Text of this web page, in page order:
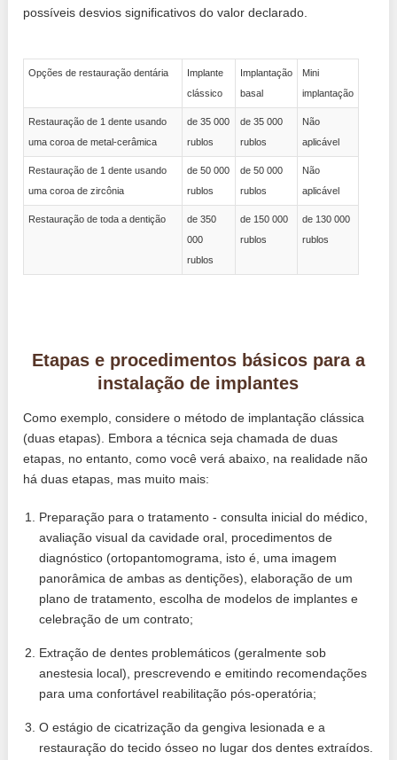
possíveis desvios significativos do valor declarado.
Opções de restauração dentária
Implante
clássico
Implantação
basal
Mini
implantação
Restauração de 1 dente usando
uma coroa de metal-cerâmica
de 35 000
rublos
de 35 000
rublos
Não
aplicável
Restauração de 1 dente usando
uma coroa de zircônia
de 50 000
rublos
de 50 000
rublos
Não
aplicável
Restauração de toda a dentição
de 350
000
rublos
de 150 000
rublos
de 130 000
rublos
Etapas e procedimentos básicos para a
instalação de implantes
Como exemplo, considere o método de implantação clássica
(duas etapas). Embora a técnica seja chamada de duas
etapas, no entanto, como você verá abaixo, na realidade não
há duas etapas, mas muito mais:
Preparação para o tratamento - consulta inicial do médico,
avaliação visual da cavidade oral, procedimentos de
diagnóstico (ortopantomograma, isto é, uma imagem
panorâmica de ambas as dentições), elaboração de um
plano de tratamento, escolha de modelos de implantes e
celebração de um contrato;
Extração de dentes problemáticos (geralmente sob
anestesia local), prescrevendo e emitindo recomendações
para uma confortável reabilitação pós-operatória;
O estágio de cicatrização da gengiva lesionada e a
restauração do tecido ósseo no lugar dos dentes extraídos.